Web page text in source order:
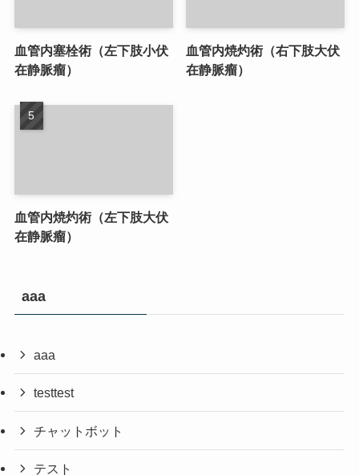
血管内塞栓術（左下肢小伏
在静脈瘤）
血管内焼灼術（右下肢大伏
在静脈瘤）
血管内焼灼術（左下肢大伏
在静脈瘤）
aaa
aaa
testtest
チャットボット
テスト